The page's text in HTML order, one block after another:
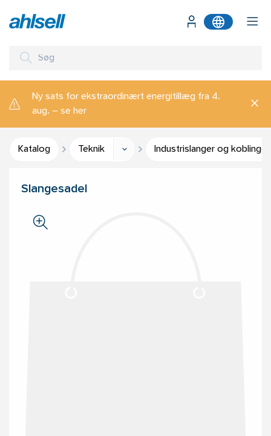
Ny sats for ekstraordinært energitillæg fra 4.
aug. – se her
Katalog Teknik Industrislanger og koblinger
Slangesadel